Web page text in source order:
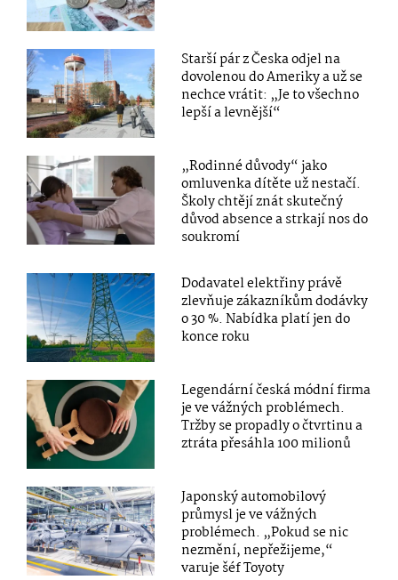
Starší pár z Česka odjel na
dovolenou do Ameriky a už se
nechce vrátit: „Je to všechno
lepší a levnější“
„Rodinné důvody“ jako
omluvenka dítěte už nestačí.
Školy chtějí znát skutečný
důvod absence a strkají nos do
soukromí
Dodavatel elektřiny právě
zlevňuje zákazníkům dodávky
o 30 %. Nabídka platí jen do
konce roku
Legendární česká módní firma
je ve vážných problémech.
Tržby se propadly o čtvrtinu a
ztráta přesáhla 100 milionů
Japonský automobilový
průmysl je ve vážných
problémech. „Pokud se nic
nezmění, nepřežijeme,“
varuje šéf Toyoty